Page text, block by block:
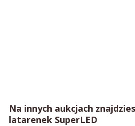
Na innych aukcjach
latarenek SuperLED